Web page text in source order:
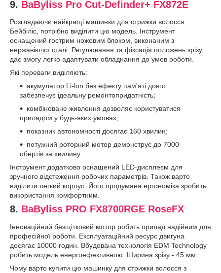
9. BaByliss Pro Cut-Definder+ FX872E
Розглядаючи найкращі машинки для стрижки волосся
Бейбіліс, потрібно виділити цю модель. Інструмент
оснащений гострим ножовим блоком, виконаним з
нержавіючої сталі. Регулювання та фіксація положень зрізу
дає змогу легко адаптувати обладнання до умов роботи.
Які переваги виділяють:
акумулятор Li-lon без ефекту пам'яті довго
забезпечує ідеальну ремонтопридатність;
комбіноване живлення дозволяє користуватися
приладом у будь-яких умовах;
показник автономності досягає 160 хвилин;
потужний роторний мотор демонструє до 7000
обертів за хвилину.
Інструмент додатково оснащений LED-дисплеєм для
зручного відстеження робочих параметрів. Також варто
виділити легкий корпус. Його продумана ергономіка зробить
використання комфортним.
8. BaByliss PRO FX8700RGE RoseFX
Інноваційний безщітковий мотор робить прилад надійним для
професійної роботи. Експлуатаційний ресурс двигуна
досягає 10000 годин. Вбудована технологія EDM Technology
робить модель енергоефективною. Ширина зрізу - 45 мм.
Чому варто купити цю машинку для стрижки волосся з